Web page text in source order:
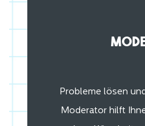
Probleme lösen
Moderator hilft